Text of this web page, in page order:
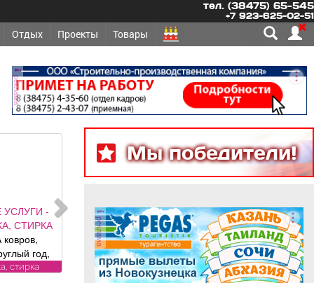
тел. (38475) 65-545
+7 923-625-02-51
Отдых Проекты Товары
реклама
-
СТИРКА
год,
стирка
Мы победители!
реклама